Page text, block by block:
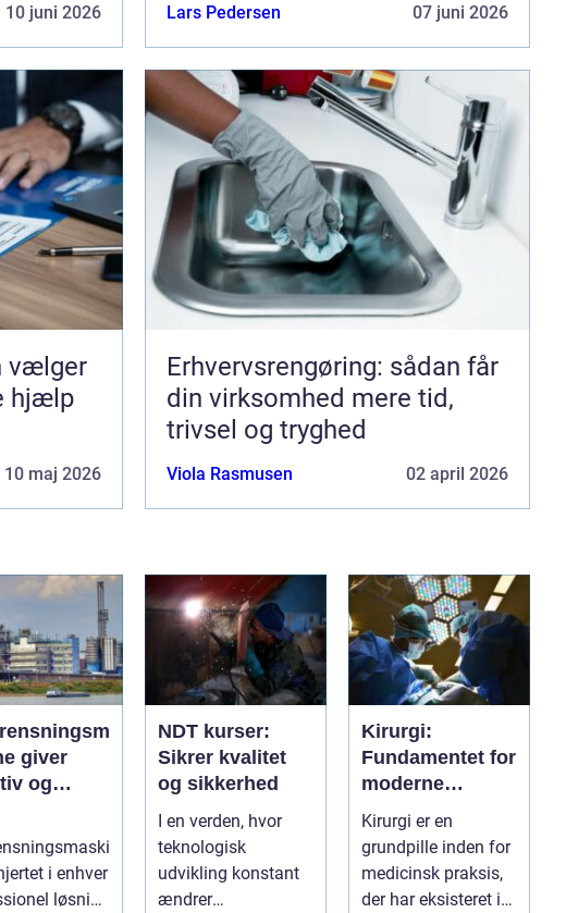
10 juni 2026 Lars Pedersen 07 juni 2026
hjælp
10 maj 2026
Erhvervsrengøring: sådan får
din virksomhed mere tid,
trivsel og tryghed
Viola Rasmusen 02 april 2026
giver
og
rengøring
i enhver
løsning
NDT kurser:
Sikrer kvalitet
og sikkerhed
I en verden, hvor
teknologisk
udvikling konstant
ændrer
Kirurgi:
Fundamentet for
moderne
medicin
Kirurgi er en
grundpille inden for
medicinsk praksis,
der har eksisteret i